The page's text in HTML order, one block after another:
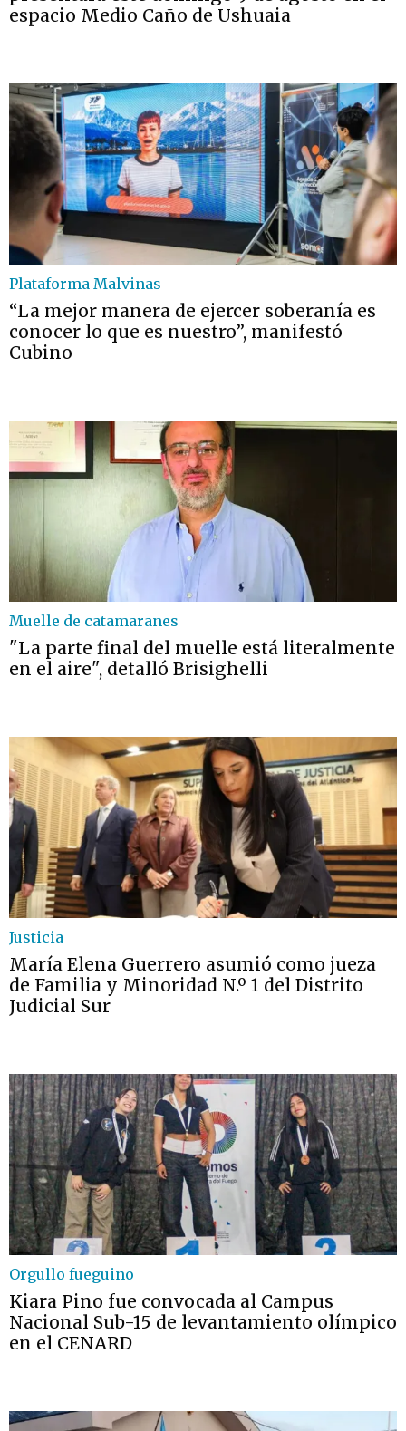
espacio Medio Caño de Ushuaia
Plataforma Malvinas
“La mejor manera de ejercer soberanía es
conocer lo que es nuestro”, manifestó
Cubino
Muelle de catamaranes
"La parte final del muelle está literalmente
en el aire", detalló Brisighelli
Justicia
María Elena Guerrero asumió como jueza
de Familia y Minoridad N.º 1 del Distrito
Judicial Sur
Orgullo fueguino
Kiara Pino fue convocada al Campus
Nacional Sub-15 de levantamiento olímpico
en el CENARD